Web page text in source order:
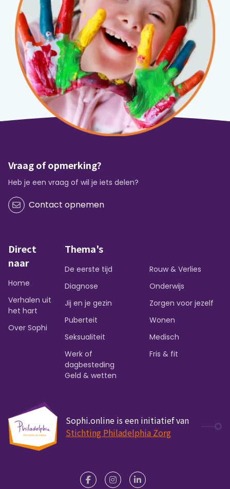
Vraag of opmerking?
Heb je een vraag of wil je iets delen?
Contact opnemen
Direct
naar
Home
Verhalen uit
het hart
Over Sophi
Thema's
De eerste tijd
Diagnose
Jij en je gezin
Puberteit
Seksualiteit
Werk of
dagbesteding
Rouw & Verlies
Onderwijs
Zorgen voor jezelf
Wonen
Medisch
Fris & fit
Geld & wetten
Sophi.online is een initiatief van
Stichting Philadelphia Zorg